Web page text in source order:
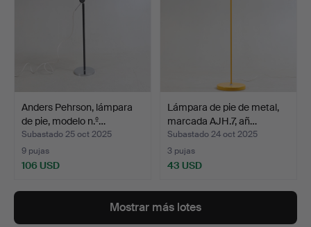
Anders Pehrson, lámpara
de pie, modelo n.º…
Subastado 25 oct 2025
9 pujas
106 USD
Lámpara de pie de metal,
marcada AJH.7, añ…
Subastado 24 oct 2025
3 pujas
43 USD
Mostrar más lotes